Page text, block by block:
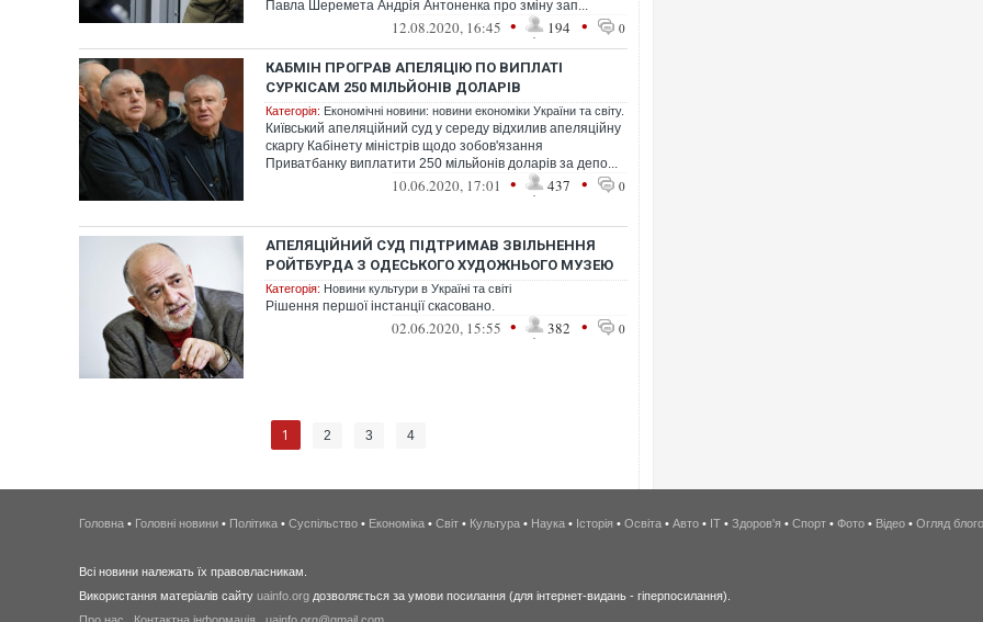
Павла Шеремета Андрія Антоненка про зміну зап...
12.08.2020, 16:45 • 194 • 0
КАБМІН ПРОГРАВ АПЕЛЯЦІЮ ПО ВИПЛАТІ
СУРКІСАМ 250 МІЛЬЙОНІВ ДОЛАРІВ
Категорія: Економічні новини: новини економіки України та світу.
Київський апеляційний суд у середу відхилив апеляційну
скаргу Кабінету міністрів щодо зобов'язання
Приватбанку виплатити 250 мільйонів доларів за депо...
10.06.2020, 17:01 • 437 • 0
АПЕЛЯЦІЙНИЙ СУД ПІДТРИМАВ ЗВІЛЬНЕННЯ
РОЙТБУРДА З ОДЕСЬКОГО ХУДОЖНЬОГО МУЗЕЮ
Категорія: Новини культури в Україні та світі
Рішення першої інстанції скасовано.
02.06.2020, 15:55 • 382 • 0
1 2 3 4
Головна • Головні новини • Політика • Суспільство • Економіка • Світ • Культура • Наука • Історія • Освіта • Авто • IT • Здоров'я • Спорт • Фото • Відео • Огляд
Всі новини належать їх правовласникам.
Використання матеріалів сайту uainfo.org дозволяється за умови посилання (для інтернет-видань - гіперпосилання).